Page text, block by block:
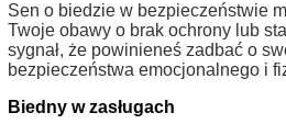
Sen o biedzie w bezpieczeństwie
Twoje obawy o brak ochrony lub
sygnał, że powinieneś zadbać o
bezpieczeństwa emocjonalnego i
Biedny w zasługach